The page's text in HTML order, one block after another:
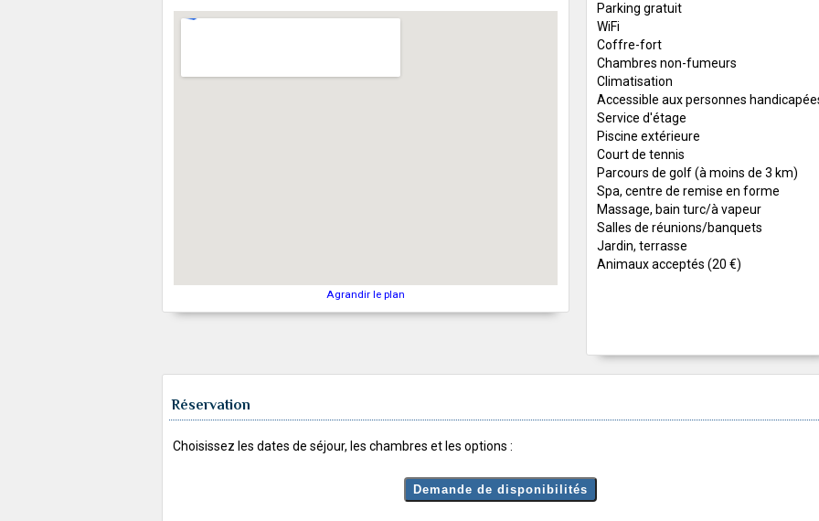
Parking gratuit
WiFi
Coffre-fort
Chambres non-fumeurs
Climatisation
Accessible aux personnes
Service d'étage
Piscine extérieure
Court de tennis
Parcours de golf (à moins de 3 km)
Spa, centre de remise en forme
Massage, bain turc/à vapeur
Salles de réunions/banquets
Jardin, terrasse
Animaux acceptés (20 €)
Agrandir le plan
Réservation
Choisissez les dates de séjour, les chambres et les options :